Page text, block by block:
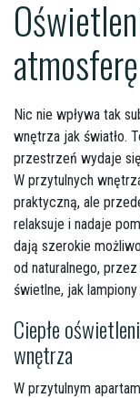
atmosferę
Nic nie wpływa tak
wnętrza jak światło.
przestrzeń wydaje
W przytulnych
praktyczną, ale
relaksuje i nadaje
dają szerokie
od naturalnego,
świetlne, jak
Ciepłe
wnętrza
W przytulnym